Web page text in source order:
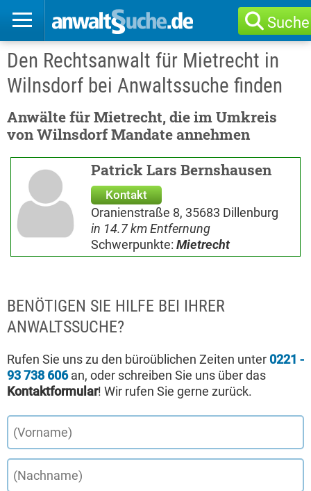
Suche
Den Rechtsanwalt für Mietrecht in
Wilnsdorf bei Anwaltssuche finden
Anwälte für Mietrecht, die im Umkreis
von Wilnsdorf Mandate annehmen
Patrick Lars Bernshausen
Kontakt
Oranienstraße 8, 35683 Dillenburg
in 14.7 km Entfernung
Schwerpunkte: Mietrecht
BENÖTIGEN SIE HILFE BEI IHRER
ANWALTSSUCHE?
Rufen Sie uns zu den büroüblichen Zeiten unter 0221 -
93 738 606an, oder schreiben Sie uns über das
Kontaktformular! Wir rufen Sie gerne zurück.